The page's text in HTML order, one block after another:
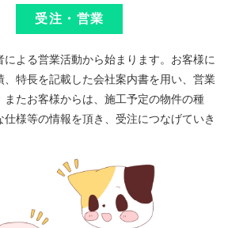
受注・営業
による営業活動から始まります。お客様に
、特長を記載した会社案内書を用い、営業
またお客様からは、施工予定の物件の種
仕様等の情報を頂き、受注につなげていき